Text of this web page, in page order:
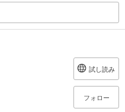
試し読み
フォロー